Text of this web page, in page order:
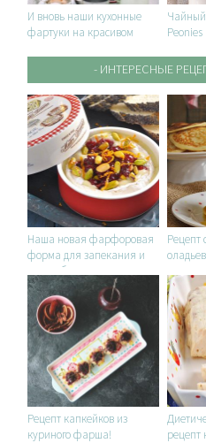
И вновь наши кухонные
фартуки на красивом
Чайный
Peonies
- ИНТЕРЕСНЫЕ
Наша новая фарфоровая
форма для запекания и
Камамбер под
клюквенным соусом!
Рецепт
оладьев
Рецепт капкейков из
куриного фарша!
рецепт